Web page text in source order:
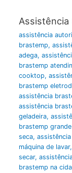
Assistência
assistência
brastemp,
adega,
brastemp
cooktop,
brastemp
assistência
assistência
geladeira,
brastemp
seca,
máquina de lavar,
secar,
brastemp na